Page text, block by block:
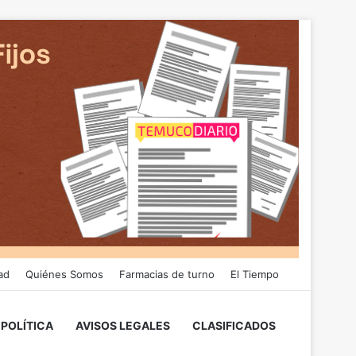
Quiénes Somos Farmacias de turno El Tiempo
POLÍTICA AVISOS LEGALES CLASIFICADOS